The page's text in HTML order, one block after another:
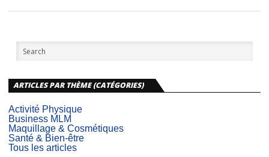
ARTICLES PAR THÈME (CATÉGORIES)
Activité Physique
Business MLM
Maquillage & Cosmétiques
Santé & Bien-être
Tous les articles